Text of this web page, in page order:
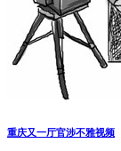
重庆又一厅官涉不雅视频